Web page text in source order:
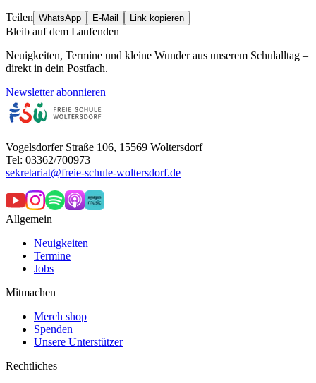
Teilen WhatsApp E-Mail Link kopieren
Bleib auf dem Laufenden
Neuigkeiten, Termine und kleine Wunder aus unserem Schulalltag –
direkt in dein Postfach.
Newsletter abonnieren
Vogelsdorfer Straße 106, 15569 Woltersdorf
Tel: 03362/700973
sekretariat@freie-schule-woltersdorf.de
Allgemein
Neuigkeiten
Termine
Jobs
Mitmachen
Merch shop
Spenden
Unsere Unterstützer
Rechtliches